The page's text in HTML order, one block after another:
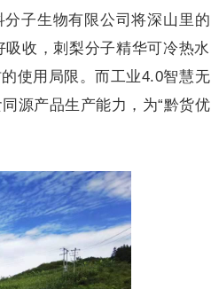
子生物有限公司将深山里的
收，刺梨分子精华可冷热水
使用局限。而工业4.0智慧无
源产品生产能力，为“黔货优